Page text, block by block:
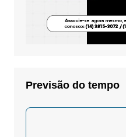
Previsão do tempo